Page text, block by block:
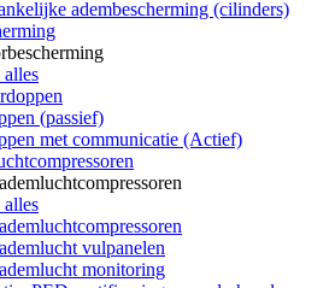
adembescherming (cilinders)
(passief)
met communicatie (Actief)
vulpanelen
monitoring